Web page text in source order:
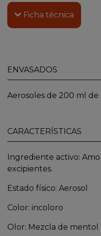
Ficha técnica
ENVASADOS
Aerosoles de 200 ml
CARACTERÍSTICAS
Ingrediente activo:
excipientes.
Estado físico: Aerosol
Color: incoloro
Olor: Mezcla de mentol